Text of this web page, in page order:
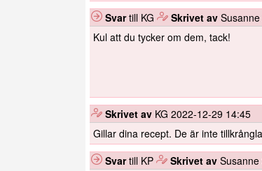
Svartill KG Skrivet av Susanne
Kul att du tycker om dem, tack!
Skrivet av KG 2022-12-29 14:45
Gillar dina recept. De är inte
Svartill KP Skrivet av Susanne